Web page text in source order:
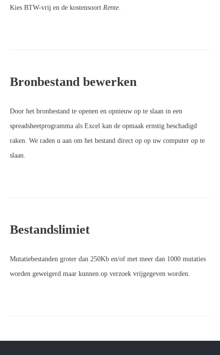
Kies BTW-vrij en de kostensoort Rente.
Bronbestand bewerken
Door het bronbestand te openen en opnieuw op te slaan in een
spreadsheetprogramma als Excel kan de opmaak ernstig beschadigd
raken. We raden u aan om het bestand direct op op uw computer op te
slaan.
Bestandslimiet
Mutatiebestanden groter dan 250Kb en/of met meer dan 1000 mutaties
worden geweigerd maar kunnen op verzoek vrijgegeven worden.